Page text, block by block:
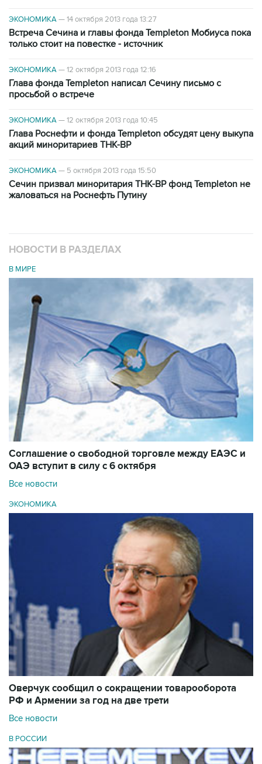
ЭКОНОМИКА—14 октября 2013 года 13:27
Встреча Сечина и главы фонда Templeton Мобиуса пока
только стоит на повестке - источник
ЭКОНОМИКА—12 октября 2013 года 12:16
Глава фонда Templeton написал Сечину письмо с
просьбой о встрече
ЭКОНОМИКА—12 октября 2013 года 10:45
Глава Роснефти и фонда Templeton обсудят цену выкупа
акций миноритариев ТНК-BP
ЭКОНОМИКА— 5 октября 2013 года 15:50
Сечин призвал миноритария ТНК-BP фонд Templeton не
жаловаться на Роснефть Путину
НОВОСТИ В РАЗДЕЛАХ
В МИРЕ
Соглашение о свободной торговле между ЕАЭС и
ОАЭ вступит в силу с 6 октября
Все новости
ЭКОНОМИКА
Оверчук сообщил о сокращении товарооборота
РФ и Армении за год на две трети
Все новости
В РОССИИ